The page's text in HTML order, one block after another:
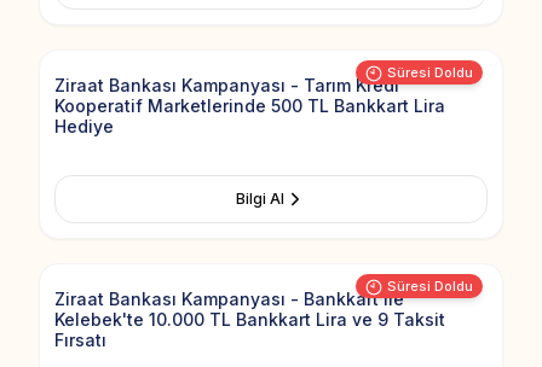
Süresi Doldu
Add to
Ziraat Bankası Kampanyası - Tarım Kredi
Kooperatif Marketlerinde 500 TL Bankkart Lira
Hediye
Bilgi Al
Süresi Doldu
Add to
Ziraat Bankası Kampanyası - Bankkart ile
Kelebek'te 10.000 TL Bankkart Lira ve 9 Taksit
Fırsatı